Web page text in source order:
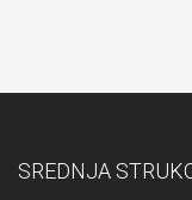
SREDNJA